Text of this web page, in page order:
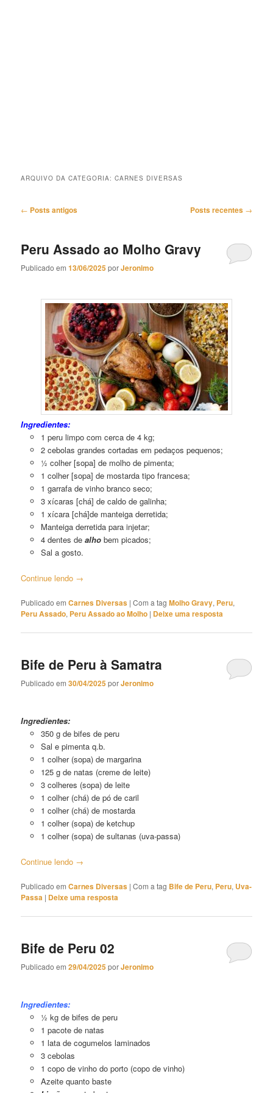
ARQUIVO DA CATEGORIA:CARNES DIVERSAS
Navegação
← Posts antigos Posts recentes →
Peru Assado ao Molho Gravy
Publicado em13/06/2025porJeronimo
Ingredientes:
1 peru limpo com cerca de 4 kg;
2 cebolas grandes cortadas em pedaços pequenos;
½ colher [sopa] de molho de pimenta;
1 colher [sopa] de mostarda tipo francesa;
1 garrafa de vinho branco seco;
3 xícaras [chá] de caldo de galinha;
1 xícara [chá]de manteiga derretida;
Manteiga derretida para injetar;
4 dentes de alho bem picados;
Sal a gosto.
Continue lendo →
Publicado em Carnes Diversas |Com a tagMolho Gravy, Peru,
Peru Assado, Peru Assado ao Molho | Deixe uma resposta
Bife de Peru à Samatra
Publicado em30/04/2025porJeronimo
Ingredientes:
350 g de bifes de peru
Sal e pimenta q.b.
1 colher (sopa) de margarina
125 g de natas (creme de leite)
3 colheres (sopa) de leite
1 colher (chá) de pó de caril
1 colher (chá) de mostarda
1 colher (sopa) de ketchup
1 colher (sopa) de sultanas (uva-passa)
Continue lendo →
Publicado em Carnes Diversas |Com a tag Bife de Peru, Peru, Uva-
Passa | Deixe uma resposta
Bife de Peru 02
Publicado em29/04/2025porJeronimo
Ingredientes:
½ kg de bifes de peru
1 pacote de natas
1 lata de cogumelos laminados
3 cebolas
1 copo de vinho do porto (copo de vinho)
Azeite quanto baste